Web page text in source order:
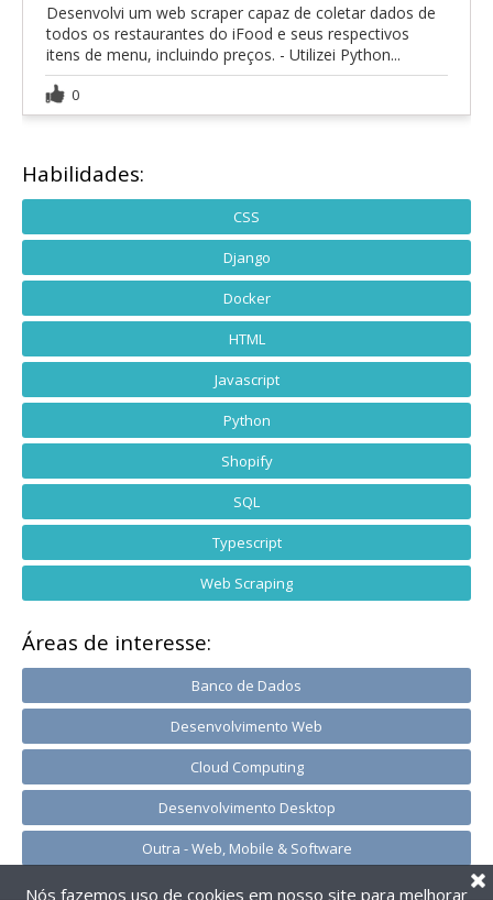
Desenvolvi um web scraper capaz de coletar dados de
todos os restaurantes do iFood e seus respectivos
itens de menu, incluindo preços. - Utilizei Python...
0
Habilidades:
CSS
Django
Docker
HTML
Javascript
Python
Shopify
SQL
Typescript
Web Scraping
Áreas de interesse:
Banco de Dados
Desenvolvimento Web
Cloud Computing
Desenvolvimento Desktop
Outra - Web, Mobile & Software
Nós fazemos uso de cookies em nosso site para melhorar